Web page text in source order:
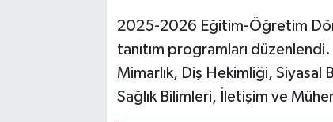
2025-2026 Eğitim-Öğretim
tanıtım programları
Mimarlık, Diş Hekimliği,
Sağlık Bilimleri, İletişim ve